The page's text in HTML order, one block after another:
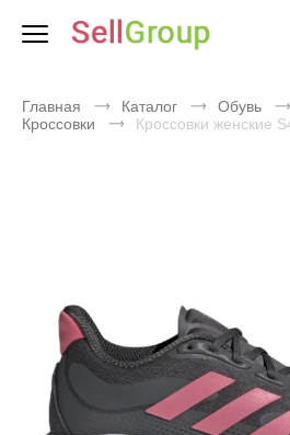
Главная Каталог Обувь
Кроссовки
Кроссовки женские